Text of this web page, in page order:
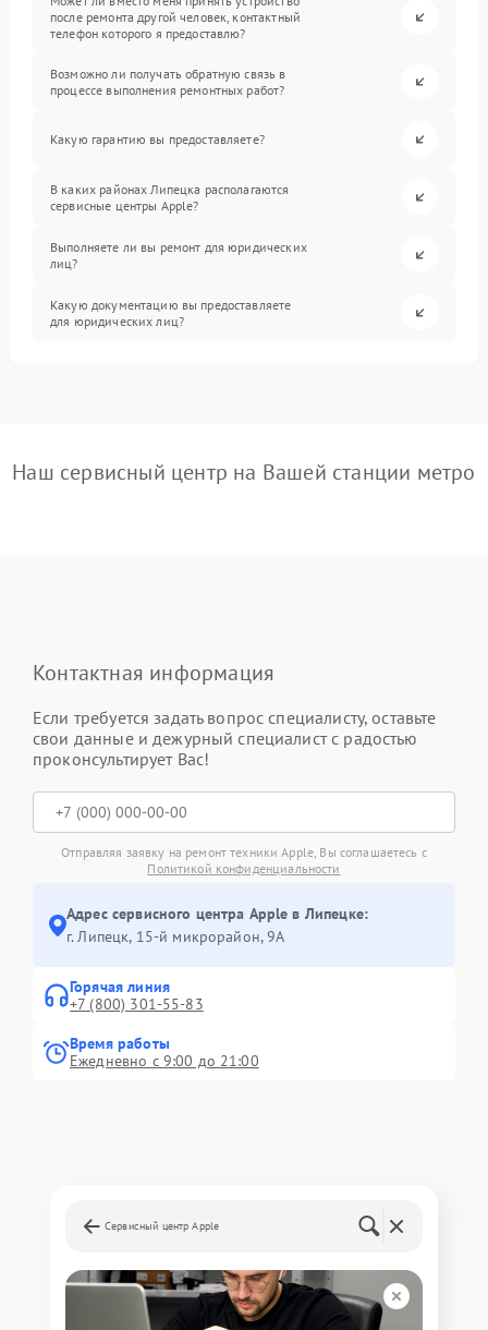
после ремонта другой человек, контактный
телефон которого я предоставлю?
Возможно ли получать обратную связь в
процессе выполнения ремонтных работ?
Какую гарантию вы предоставляете?
В каких районах Липецка располагаются
сервисные центры Apple?
Выполняете ли вы ремонт для юридических
лиц?
Какую документацию вы предоставляете
для юридических лиц?
Наш сервисный центр на Вашей станции метро
Контактная информация
Если требуется задать вопрос специалисту, оставьте
свои данные и дежурный специалист с радостью
проконсультирует Вас!
Отправляя заявку на ремонт техники Apple, Вы соглашаетесь с
Политикой конфиденциальности
Адрес сервисного центра Apple в Липецке:
г. Липецк, 15-й микрорайон, 9А
Горячая линия
+7 (800) 301-55-83
Время работы
Ежедневно с 9:00 до 21:00
Сервисный центр Apple